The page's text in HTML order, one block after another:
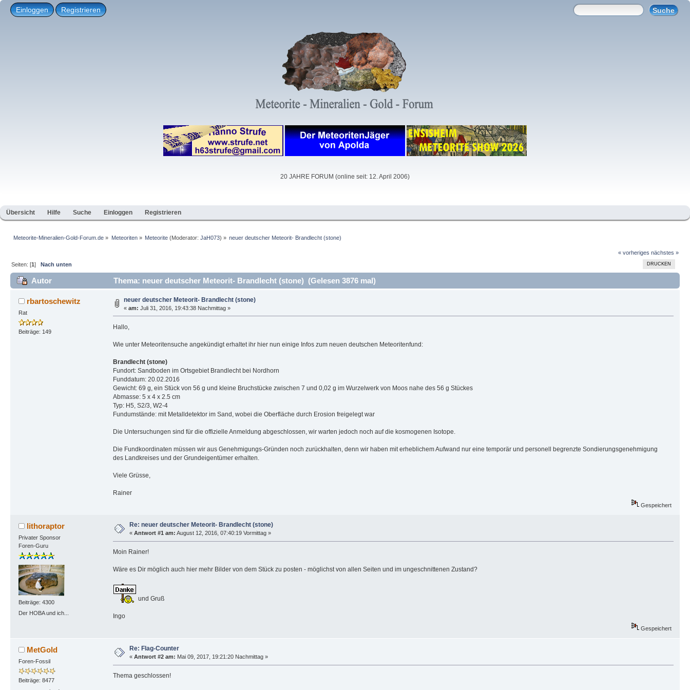
Einloggen Registrieren
20 JAHRE FORUM (online seit: 12. April 2006)
Übersicht Hilfe Suche Einloggen Registrieren
Meteorite-Mineralien-Gold-Forum.de » Meteoriten» Meteorite(Moderator: JaH073) » neuer deutscher Meteorit- Brandlecht (stone)
« vorheriges nächstes »
DRUCKEN
Seiten: [1]Nach unten
Autor Thema: neuer deutscher Meteorit- Brandlecht (stone) (Gelesen 3876 mal)
rbartoschewitz
Rat
Beiträge: 149
neuer deutscher Meteorit- Brandlecht (stone)
« am: Juli 31, 2016, 19:43:38 Nachmittag »
Hallo,
Wie unter Meteoritensuche angekündigt erhaltet ihr hier nun einige Infos zum neuen deutschen Meteoritenfund:
Brandlecht (stone)
Fundort: Sandboden im Ortsgebiet Brandlecht bei Nordhorn
Funddatum: 20.02.2016
Gewicht: 69 g, ein Stück von 56 g und kleine Bruchstücke zwischen 7 und 0,02 g im Wurzelwerk von Moos nahe des 56 g Stückes
Abmasse: 5 x 4 x 2.5 cm
Typ: H5, S2/3, W2-4
Fundumstände: mit Metalldetektor im Sand, wobei die Oberfläche durch Erosion freigelegt war
Die Untersuchungen sind für die offizielle Anmeldung abgeschlossen, wir warten jedoch noch auf die kosmogenen Isotope.
Die Fundkoordinaten müssen wir aus Genehmigungs-Gründen noch zurückhalten, denn wir haben mit erheblichem Aufwand nur eine temporär und personell begrenzte Sondierungsgenehmigung
des Landkreises und der Grundeigentümer erhalten.
Viele Grüsse,
Rainer
Gespeichert
lithoraptor
Privater Sponsor
Foren-Guru
Beiträge: 4300
Der HOBA und ich...
Re: neuer deutscher Meteorit- Brandlecht (stone)
« Antwort #1 am: August 12, 2016, 07:40:19 Vormittag »
Moin Rainer!
Wäre es Dir möglich auch hier mehr Bilder von dem Stück zu posten - möglichst von allen Seiten und im ungeschnittenen Zustand?
und Gruß
Ingo
Gespeichert
MetGold
Foren-Fossil
Beiträge: 8477
Re: Flag-Counter
« Antwort #2 am: Mai 09, 2017, 19:21:20 Nachmittag »
Thema geschlossen!